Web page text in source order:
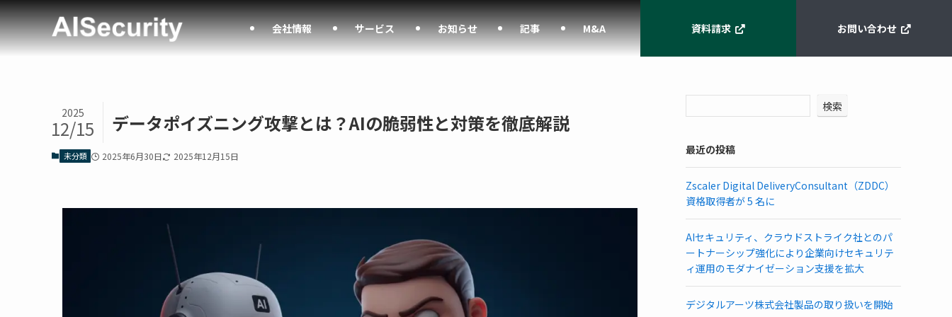
会社情報 サービス お知らせ 記事 M&A 資料請求 お問い合わせ
データポイズニング攻撃とは？AIの脆弱性と対策を徹底解説
2025
12/15
未分類 2025年6月30日 2025年12月15日
検索
最近の投稿
Zscaler Digital DeliveryConsultant（ZDDC）
資格取得者が 5 名に
AIセキュリティ、クラウドストライク社とのパ
ートナーシップ強化により企業向けセキュリテ
ィ運用のモダナイゼーション支援を拡大
デジタルアーツ株式会社製品の取り扱いを開始